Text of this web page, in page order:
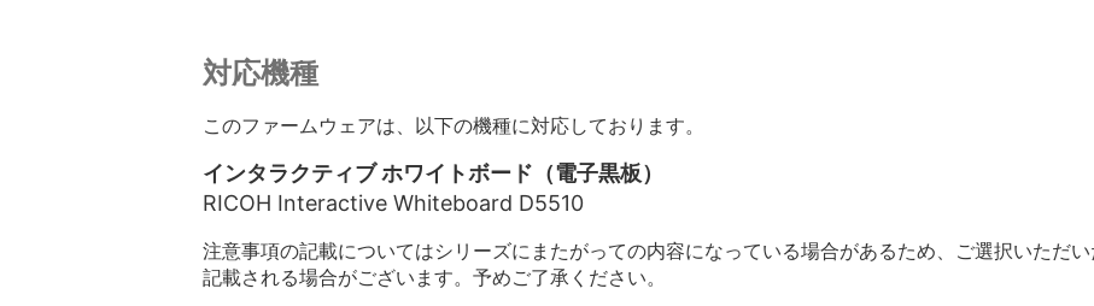
対応機種
このファームウェアは、以下の機種に対応しております。
インタラクティブ ホワイトボード（電子黒板）
RICOH Interactive Whiteboard D5510
注意事項の記載についてはシリーズにまたがっての内容になっている場合があるため、ご選択いただ
記載される場合がございます。予めご了承ください。